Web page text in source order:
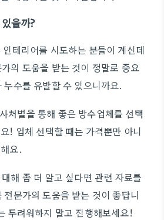
을까?
테리어를 시도하는 분들이 계신데
의 도움을 받는 것이 정말로 중요
수를 유발할 수 있으니까요.
처벌을 통해 좋은 방수업체를 선택
! 업체 선택할 때는 가격뿐만 아니
요.
해 좀 더 알고 싶다면 관련 자료를
문가의 도움을 받는 것이 좋답니
두려워하지 말고 진행해보세요!